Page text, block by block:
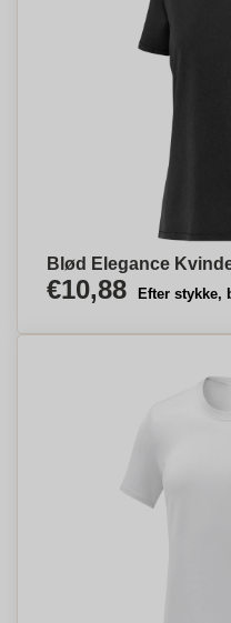
Blød Elegance
€10,88 Efter stykke,